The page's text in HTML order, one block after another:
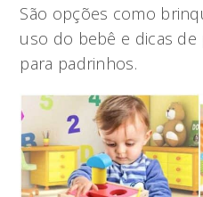
São opções como
uso do bebê e dicas de
para padrinhos.